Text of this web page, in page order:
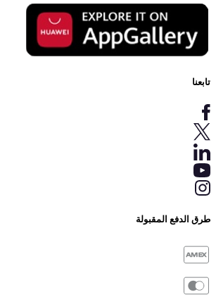
تابعنا
طرق الدفع المقبولة